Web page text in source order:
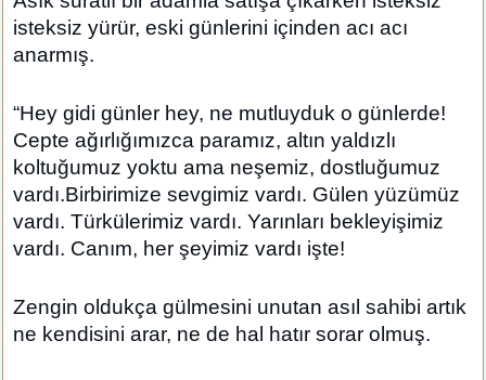
isteksiz yürür, eski günlerini içinden acı acı
anarmış.
“Hey gidi günler hey, ne mutluyduk o günlerde!
Cepte ağırlığımızca paramız, altın yaldızlı
koltuğumuz yoktu ama neşemiz, dostluğumuz
vardı.Birbirimize sevgimiz vardı. Gülen yüzümüz
vardı. Türkülerimiz vardı. Yarınları bekleyişimiz
vardı. Canım, her şeyimiz vardı işte!
Zengin oldukça gülmesini unutan asıl sahibi artık
ne kendisini arar, ne de hal hatır sorar olmuş.